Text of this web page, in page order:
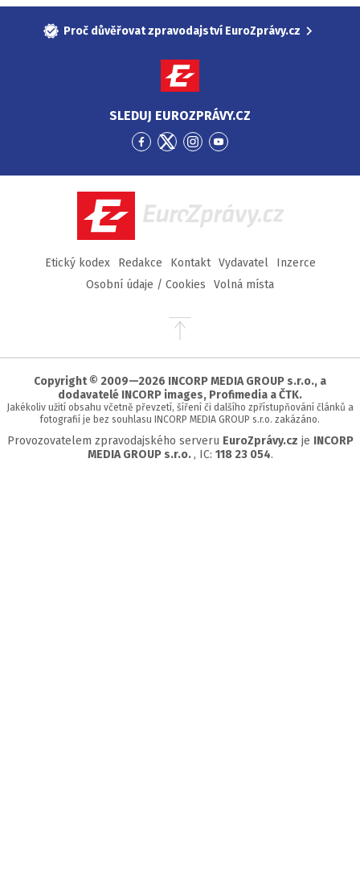
Proč důvěřovat zpravodajství EuroZprávy.cz
SLEDUJ EUROZPRÁVY.CZ
Přejít
Facebook
Přejít
Twitter
Přejít
Instagram
Přejít
YouTube
EuroZprávy.cz
Etický kodex Redakce Kontakt Vydavatel
Inzerce
Osobní údaje / Cookies
Volná místa
Přejít
stránky
Copyright © 2009—2026 INCORP MEDIA GROUP s.r.o., a
dodavatelé INCORP images, Profimedia a ČTK.
Jakékoliv užití obsahu včetně převzetí, šíření či dalšího zpřístupňování článků a
fotografií je bez souhlasu INCORP MEDIA GROUP s.r.o. zakázáno.
Provozovatelem zpravodajského serveru EuroZprávy.cz je INCORP
MEDIA GROUP s.r.o. , IC: 118 23 054.